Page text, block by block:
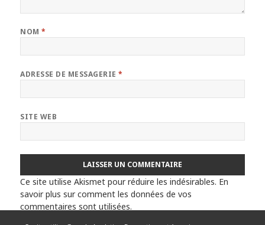
NOM*
ADRESSE DE MESSAGERIE*
SITE WEB
Ce site utilise Akismet pour réduire les indésirables. En
savoir plus sur comment les données de vos
commentaires sont utilisées.